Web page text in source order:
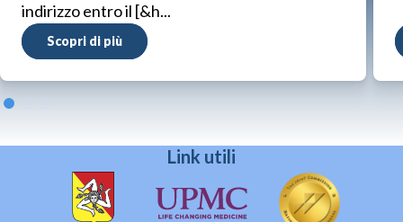
indirizzo entro il [&h...
Scopri di più
Link utili